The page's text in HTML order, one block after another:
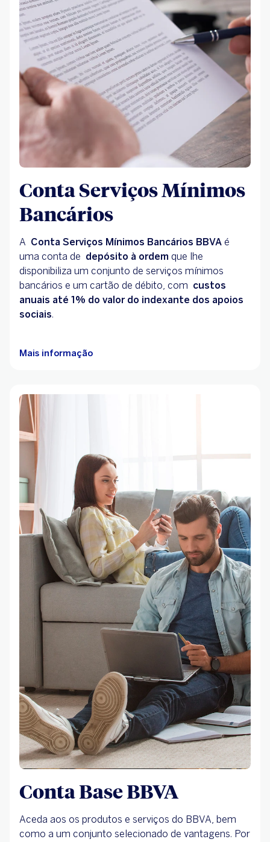
Conta Serviços Mínimos
Bancários
A Conta Serviços Mínimos Bancários BBVA é
uma conta de depósito à ordem que lhe
disponibiliza um conjunto de serviços mínimos
bancários e um cartão de débito, com custos
anuais até 1% do valor do indexante dos apoios
sociais.
Mais informação
Conta Base BBVA
Aceda aos os produtos e serviços do BBVA, bem
como a um conjunto selecionado de vantagens. Por